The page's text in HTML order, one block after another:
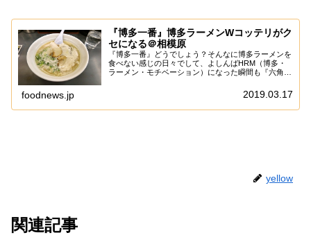
『博多一番』博多ラーメンWコッテリがク
セになる＠相模原
『博多一番』どうでしょう？そんなに博多ラーメンを
食べない感じの日々でして、よしんばHRM（博多・
ラーメン・モチベーション）になった瞬間も『六角
「博多一番……イケてるのかと！」昭和62年から相模
foodnews.jp 2019.03.17
yellow
関連記事